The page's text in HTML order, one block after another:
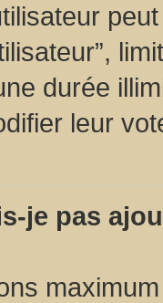
durée
leur
je pas